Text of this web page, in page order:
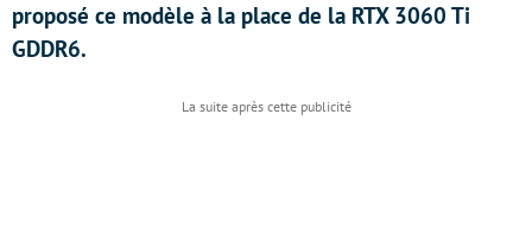
proposé ce modèle à la place de la RTX 3060 Ti
GDDR6.